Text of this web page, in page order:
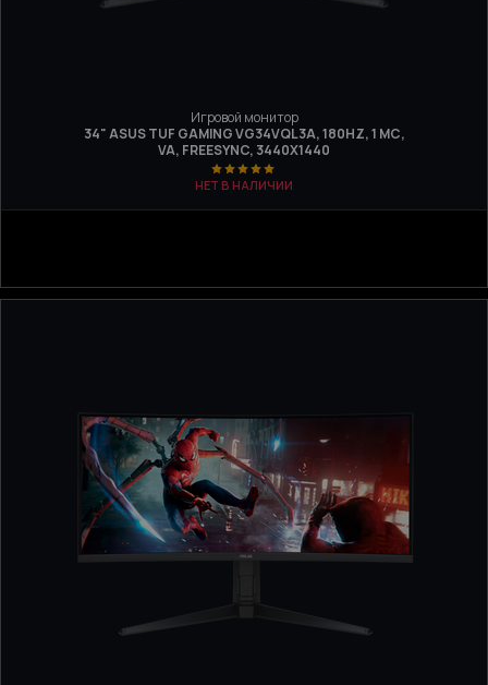
Игровой монитор
34" ASUS TUF GAMING VG34VQL3A, 180HZ, 1 МС,
VA, FREESYNC, 3440X1440
НЕТ В НАЛИЧИИ